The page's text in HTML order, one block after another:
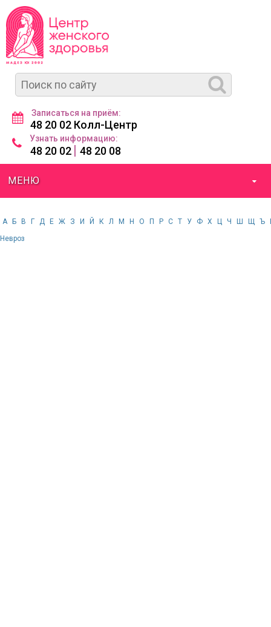
Записаться на приём:
48 20 02 Колл-Центр
Узнать информацию:
48 20 02 | 48 20 08
МЕНЮ
А Б В Г Д Е Ж З И Й К Л М Н О П Р С Т У Ф Х Ц Ч Ш Щ Ъ
Невроз